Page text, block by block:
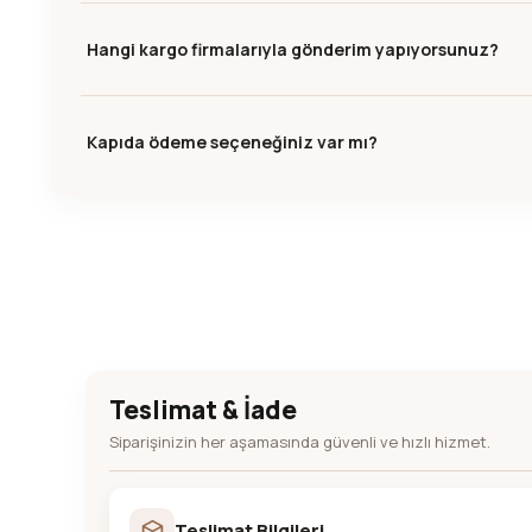
Hangi kargo firmalarıyla gönderim yapıyorsunuz?
Kapıda ödeme seçeneğiniz var mı?
Teslimat & İade
Siparişinizin her aşamasında güvenli ve hızlı hizmet.